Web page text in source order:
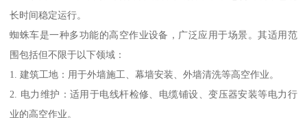
长时间稳定运行。
蜘蛛车是一种多功能的高空作业设备，广泛应用于场景。其适用范
围包括但不限于以下领域：
1. 建筑工地：用于外墙施工、幕墙安装、外墙清洗等高空作业。
2. 电力维护：适用于电线杆检修、电缆铺设、变压器安装等电力行
业的高空作业。